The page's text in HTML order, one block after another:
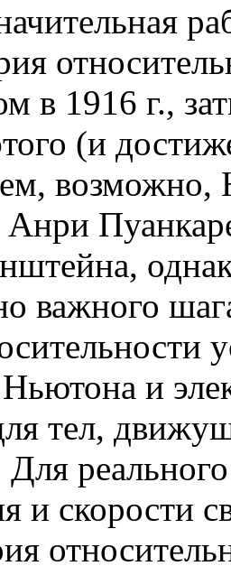
в 1916 г.,
(и
возможно,
важного
и
тел,
и скорости